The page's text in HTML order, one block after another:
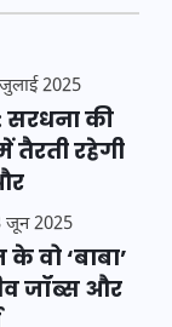
2025
की
रहेगी
जून 2025
वो ‘बाबा’
जॉब्स और